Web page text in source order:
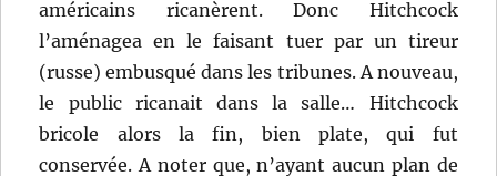
américains ricanèrent. Donc Hitchcock
l’aménagea en le faisant tuer par un tireur
(russe) embusqué dans les tribunes. A nouveau,
le public ricanait dans la salle… Hitchcock
bricole alors la fin, bien plate, qui fut
conservée. A noter que, n’ayant aucun plan de